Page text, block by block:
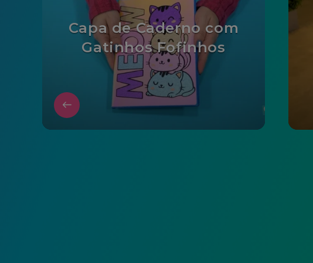
Capa de Caderno com
Gatinhos Fofinhos